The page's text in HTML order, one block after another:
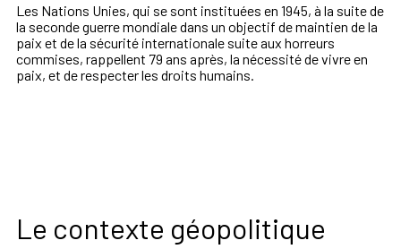
Les Nations Unies, qui se sont instituées en 1945, à la suite de
la seconde guerre mondiale dans un objectif de maintien de la
paix et de la sécurité internationale suite aux horreurs
commises, rappellent 79 ans après, la nécessité de vivre en
paix, et de respecter les droits humains.
Le contexte géopolitique